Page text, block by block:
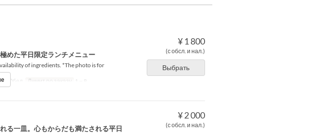
¥ 1 800
(с обсл. и нал.)
Выбрать
めた平日限定ランチメニュー
of ingredients. *The photo is for
Обед Лимит по заказу 1 ~ 8
¥ 2 000
(с обсл. и нал.)
る一皿。心もからだも満たされる平日